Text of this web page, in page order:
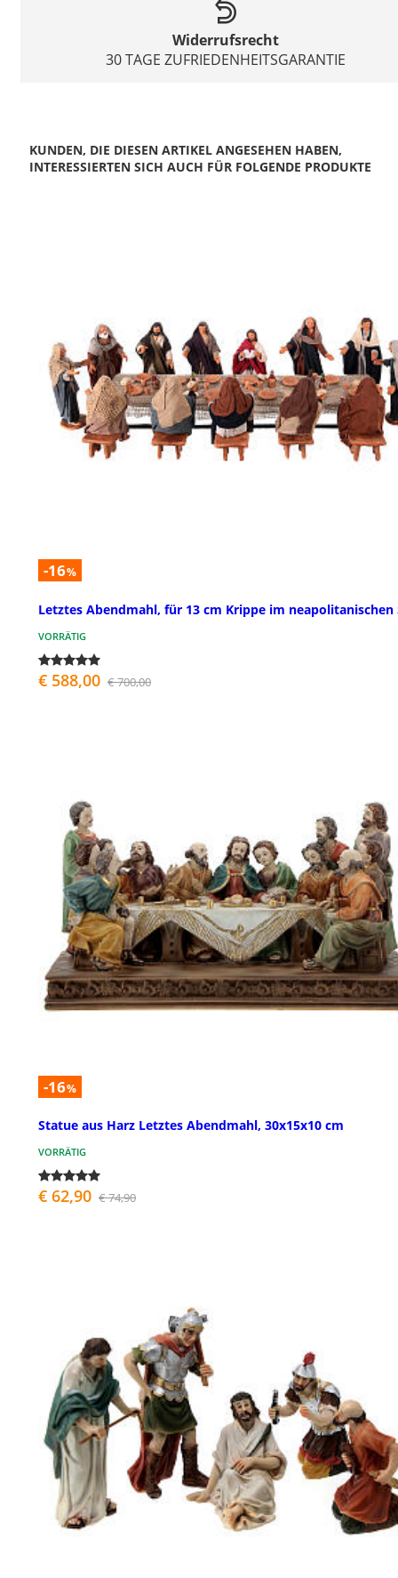
Widerrufsrecht
30 TAGE ZUFRIEDENHEITSGARANTIE
KUNDEN, DIE DIESEN ARTIKEL ANGESEHEN HABEN,
INTERESSIERTEN SICH AUCH FÜR FOLGENDE PRODUKTE
-16%
Letztes Abendmahl, für 13 cm Krippe im neapolitanischen
VORRÄTIG
€ 588,00 € 700,00
-16%
Statue aus Harz Letztes Abendmahl, 30x15x10 cm
VORRÄTIG
€ 62,90 € 74,90